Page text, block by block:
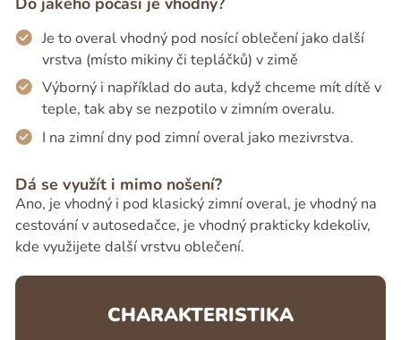
Je to overal vhodný pod nosící oblečení jako další
vrstva (místo mikiny či tepláčků) v zimě
Výborný i například do auta, když chceme mít dítě v
teple, tak aby se nezpotilo v zimním overalu.
I na zimní dny pod zimní overal jako mezivrstva.
Dá se využít i mimo nošení?
Ano, je vhodný i pod klasický zimní overal, je vhodný na
cestování v autosedačce, je vhodný prakticky kdekoliv,
kde využijete další vrstvu oblečení.
CHARAKTERISTIKA